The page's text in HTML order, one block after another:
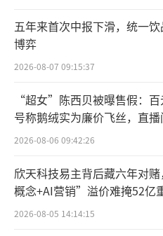
期”。2010年前后，中
健康”概念，云南白药
同期，九芝堂的销售
的创意和产品问世。
企业营收只增加了0.24
2亿元增至1.12亿元，
五年来首次中报下滑，统一
博弈
2026-08-07 09:15:37
“超女”陈西贝被曝售假：百
号称鹅绒实为廉价飞丝，直
百万元
2026-08-06 09:42:26
欣天科技易主背后藏六年对
概念+AI营销”溢价难掩52亿
验
2026-08-05 14:14:15